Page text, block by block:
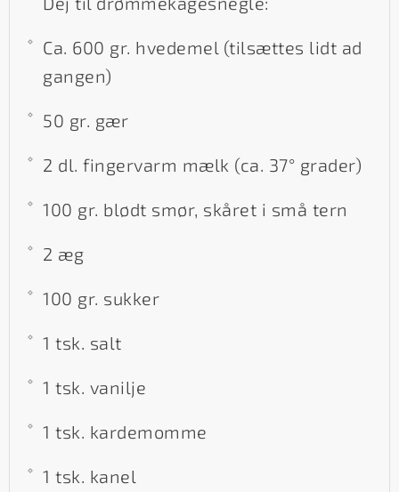
Ca. 600 gr. hvedemel (tilsættes lidt ad
gangen)
50 gr. gær
2 dl. fingervarm mælk (ca. 37° grader)
100 gr. blødt smør, skåret i små tern
2 æg
100 gr. sukker
1 tsk. salt
1 tsk. vanilje
1 tsk. kardemomme
1 tsk. kanel